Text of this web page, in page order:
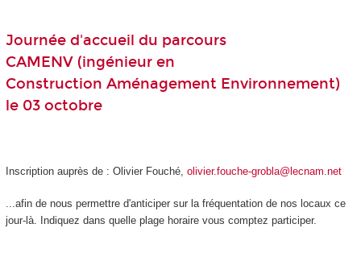
Journée d'accueil du parcours
CAMENV (ingénieur en
Construction Aménagement Environnement)
le 03 octobre
Inscription auprès de : Olivier Fouché, olivier.fouche-grobla@lecnam.net
...afin de nous permettre d'anticiper sur la fréquentation de nos locaux ce
jour-là. Indiquez dans quelle plage horaire vous comptez participer.